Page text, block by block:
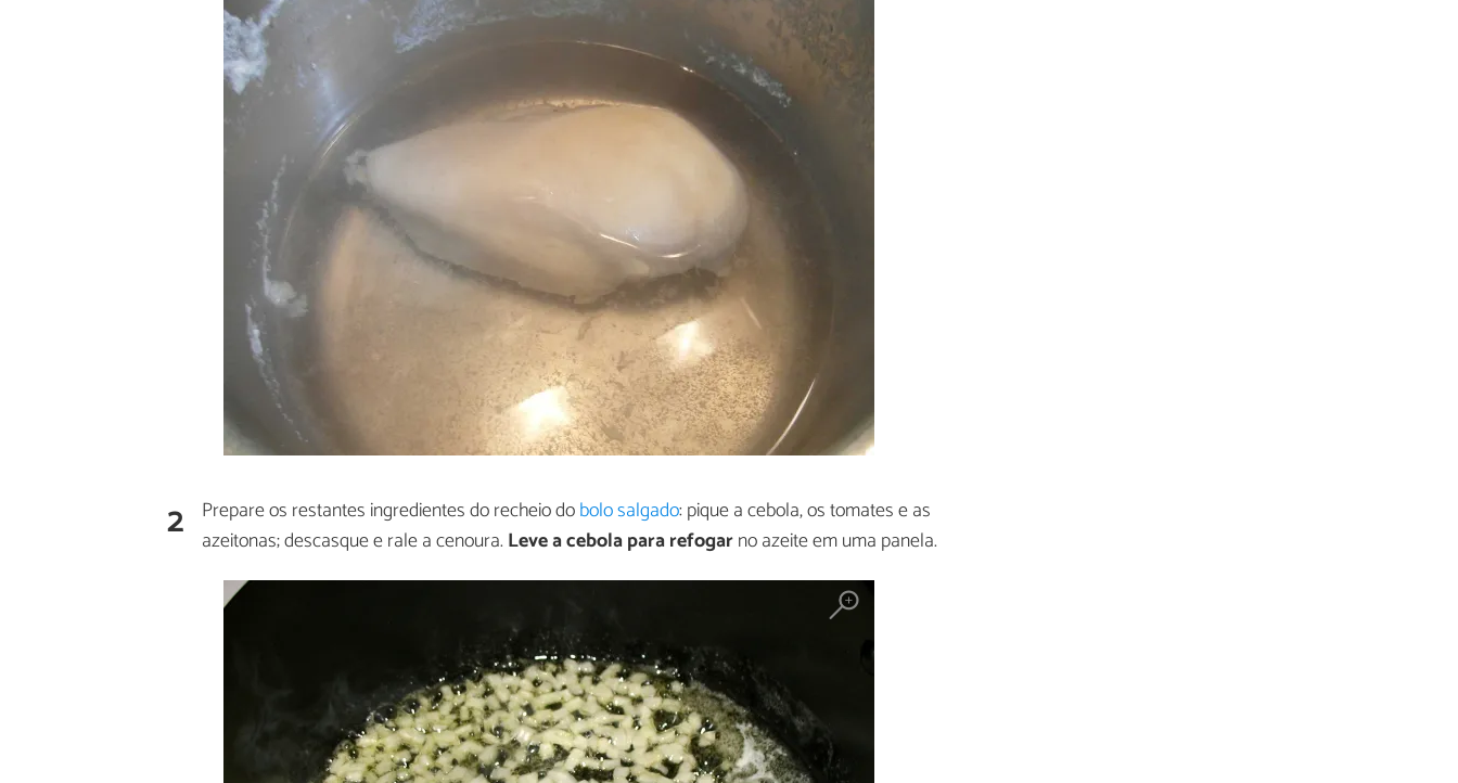
2 Prepare os restantes ingredientes do recheio dobolo salgado: pique a cebola, os tomates e as
azeitonas; descasque e rale a cenoura. Leve a cebola para refogarno azeite em uma panela.